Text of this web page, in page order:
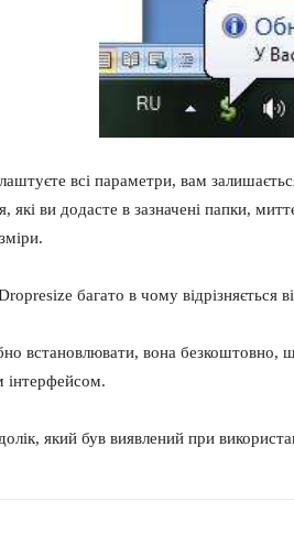
всі параметри, вам
які ви додасте в зазначені папки,
багато в чому відрізняється
встановлювати, вона безкоштовно,
інтерфейсом.
який був виявлений при